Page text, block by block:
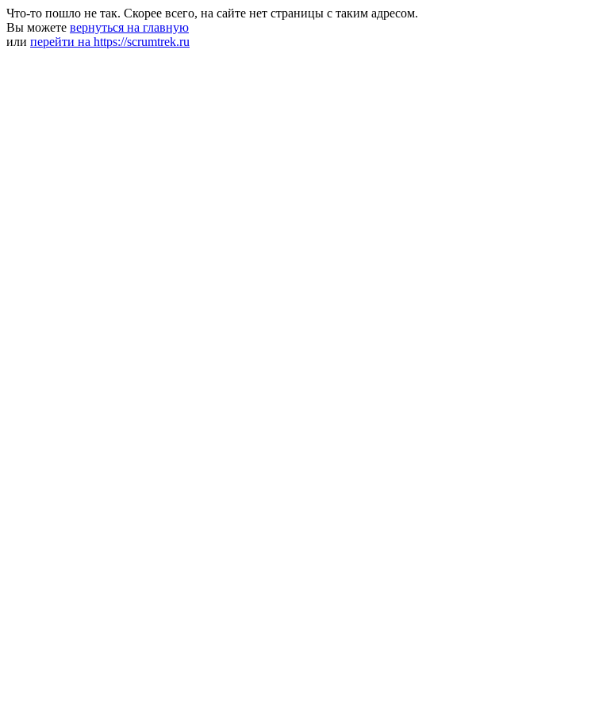
Что-то пошло не так. Скорее всего, на сайте нет страницы с таким адресом.
Вы можете вернуться на главную
или перейти на https://scrumtrek.ru